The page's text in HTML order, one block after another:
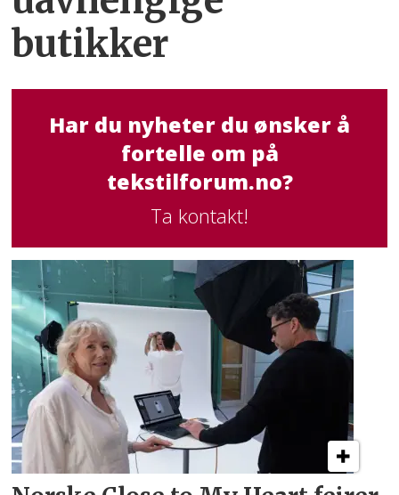
butikker
Har du nyheter du ønsker å
fortelle om på
tekstilforum.no?
Ta kontakt!